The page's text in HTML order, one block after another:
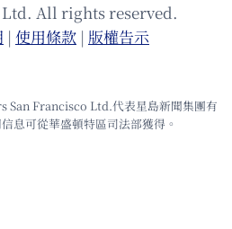
Ltd. All rights reserved.
| 使⽤條款 | 版權告⽰
San Francisco Ltd.代表星島新聞集團有
息可從華盛頓特區司法部獲得。